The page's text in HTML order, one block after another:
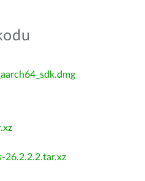
26.2.2.2.tar.xz